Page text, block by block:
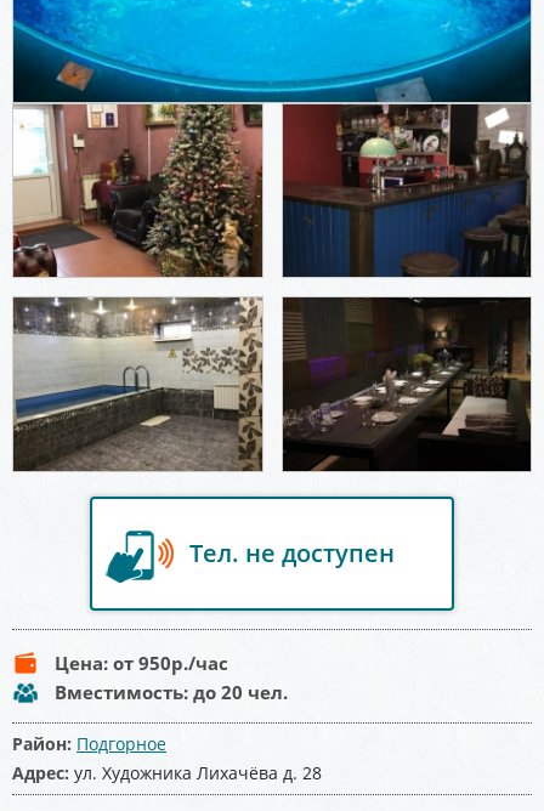
Тел. не доступен
Цена: от 950р./час
Вместимость: до 20 чел.
Район: Подгорное
Адрес: ул. Художника Лихачёва д. 28